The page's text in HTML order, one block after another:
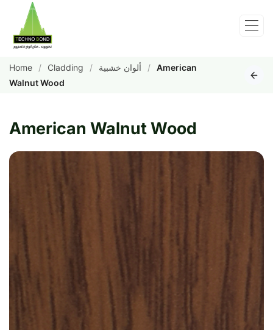
Home Cladding ألوان خشبية
American
Walnut Wood
American Walnut Wood